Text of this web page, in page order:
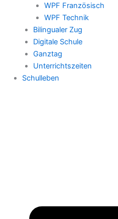
WPF Französisch
WPF Technik
Bilingualer Zug
Digitale Schule
Ganztag
Unterrichtszeiten
Schulleben